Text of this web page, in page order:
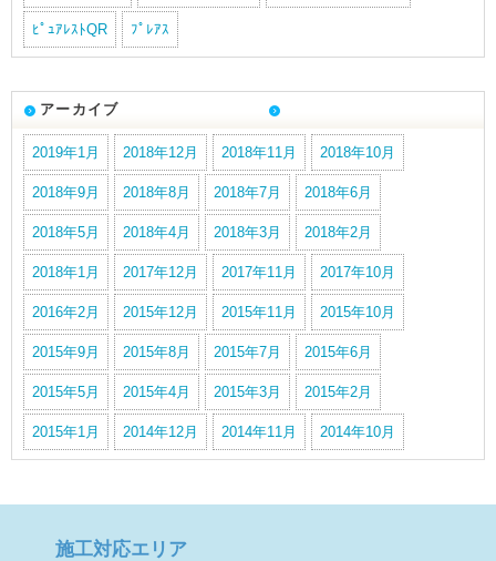
ﾋﾟｭｱﾚｽﾄQR ﾌﾟﾚｱｽ
アーカイブ
2019年1月 2018年12月 2018年11月 2018年10月
2018年9月 2018年8月 2018年7月 2018年6月
2018年5月 2018年4月 2018年3月 2018年2月
2018年1月 2017年12月 2017年11月 2017年10月
2016年2月 2015年12月 2015年11月 2015年10月
2015年9月 2015年8月 2015年7月 2015年6月
2015年5月 2015年4月 2015年3月 2015年2月
2015年1月 2014年12月 2014年11月 2014年10月
施工対応エリア